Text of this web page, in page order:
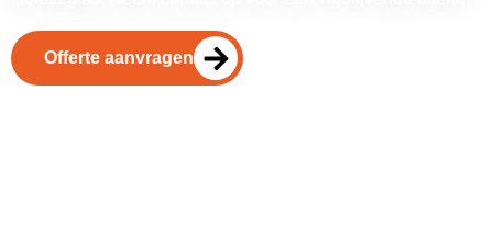
Offerte aanvragen